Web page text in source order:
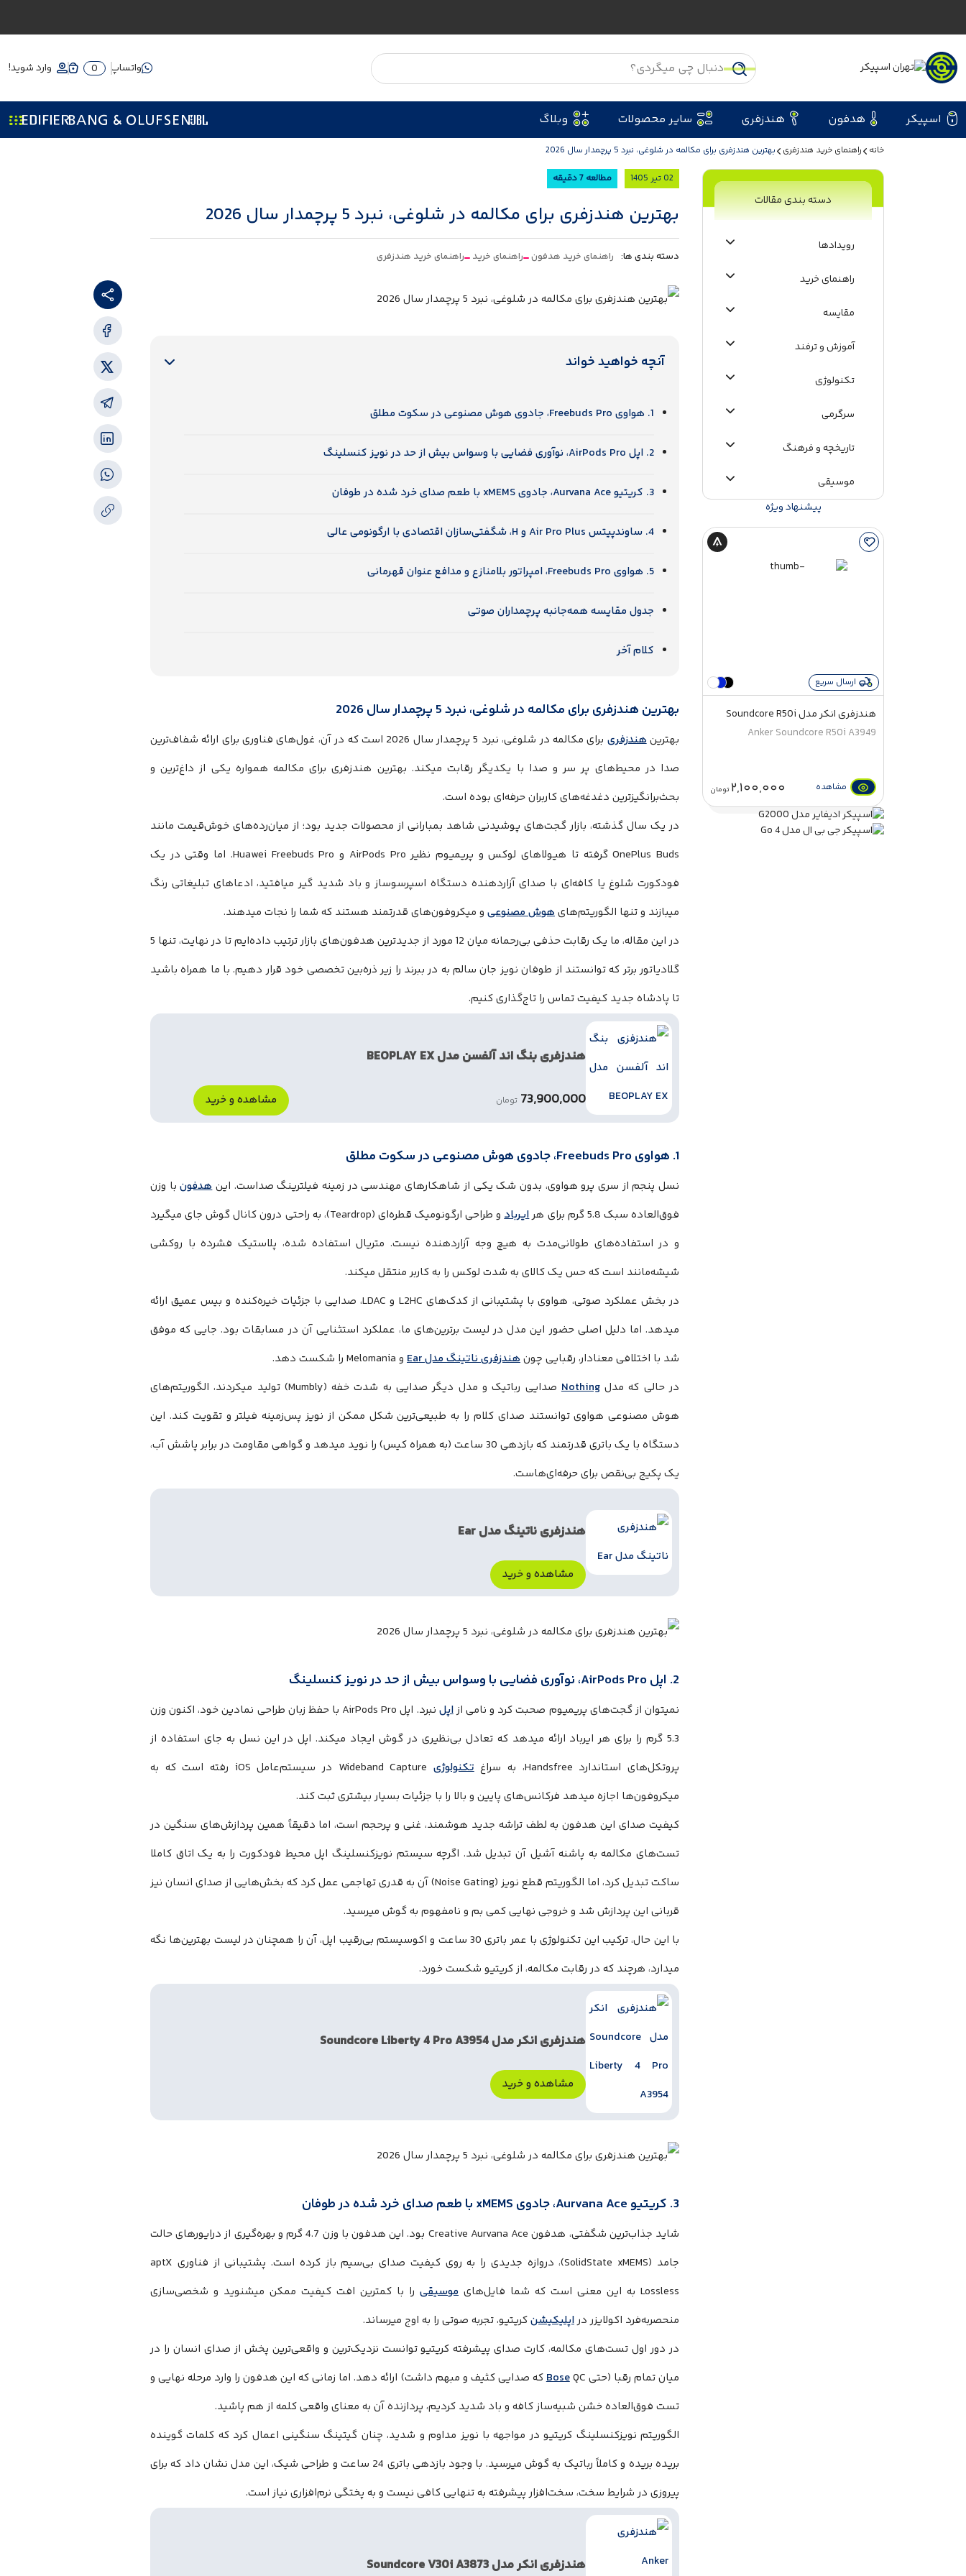
واتساپ 0 وارد شوید!
اسپیکر هدفون هندزفری سایر محصولات وبلاگ
خانه راهنمای خرید هندزفری بهترین هندزفری برای مکالمه در شلوغی، نبرد 5 پرچمدار سال 2026
دسته بندی مقالات
رویدادها
راهنمای خرید
مقایسه
آموزش و ترفند
تکنولوژی
سرگرمی
تاریخچه و فرهنگ
موسیقی
اطلاعات عمومی
پیشنهاد ویژه
ارسال سریع
هندزفری انکر مدل Soundcore R50i
A3949
Anker Soundcore R50i A3949
مشاهده 2,100,000تومان
02 تیر 1405 مطالعه 7 دقیقه
بهترین هندزفری برای مکالمه در شلوغی، نبرد 5 پرچمدار سال 2026
دسته بندی ها: راهنمای خرید هدفون راهنمای خرید راهنمای خرید هندزفری
آنچه خواهید خواند
1. هواوی Freebuds Pro، جادوی هوش مصنوعی در سکوت مطلق
2. اپل AirPods Pro، نوآوری فضایی با وسواس بیش از حد در نویز کنسلینگ
3. کریتیو Aurvana Ace، جادوی xMEMS با طعم صدای خرد شده در طوفان
4. ساوندپیتس Air Pro Plus و H، شگفتی‌سازان اقتصادی با ارگونومی عالی
5. هواوی Freebuds Pro، امپراتور بلامنازع و مدافع عنوان قهرمانی
جدول مقایسه همه‌جانبه پرچمداران صوتی
کلام آخر
بهترین هندزفری برای مکالمه در شلوغی، نبرد 5 پرچمدار سال 2026
بهترینهندزفری
برای مکالمه در شلوغی، نبرد 5 پرچمدار سال 2026 است که در آن، غول‌های فناوری برای ارائه شفاف‌ترین
صدا در محیط‌های پر سر و صدا با یکدیگر رقابت میکند. بهترین هندزفری برای مکالمه همواره یکی از داغ‌ترین و
بحث‌برانگیزترین دغدغه‌های کاربران حرفه‌ای بوده است.
در یک سال گذشته، بازار گجت‌های پوشیدنی شاهد بمبارانی از محصولات جدید بود؛ از میان‌رده‌های خوش‌قیمت مانند
OnePlus Buds گرفته تا هیولاهای لوکس و پریمیوم نظیر AirPods Pro و Huawei Freebuds Pro. اما وقتی در یک
فودکورت شلوغ یا کافه‌ای با صدای آزاردهنده دستگاه اسپرسوساز و باد شدید گیر میافتید، ادعاهای تبلیغاتی رنگ
میبازند و تنها الگوریتم‌هایهوش مصنوعی و میکروفون‌های قدرتمند هستند که شما را نجات میدهند.
در این مقاله، ما یک رقابت حذفی بی‌رحمانه میان 12 مورد از جدیدترین هدفون‌های بازار ترتیب داده‌ایم تا در نهایت، تنها 5
گلادیاتور برتر که توانستند از طوفان نویز جان سالم به در ببرند را زیر ذره‌بین تخصصی خود قرار دهیم. با ما همراه باشید
تا پادشاه جدید کیفیت تماس را تاج‌گذاری کنیم.
هندزفری بنگ اند آلفسن مدل BEOPLAY EX
73,900,000 تومان مشاهده و خرید
1. هواوی Freebuds Pro، جادوی هوش مصنوعی در سکوت مطلق
نسل پنجم از سری پرو هواوی، بدون شک یکی از شاهکارهای مهندسی در زمینه فیلترینگ صداست. اینهدفونبا وزن
فوق‌العاده سبک 5.8 گرم برای هر
ایرباد
و طراحی ارگونومیک قطره‌ای (Teardrop)، به راحتی درون کانال گوش جای میگیرد
و در استفاده‌های طولانی‌مدت به هیچ وجه آزاردهنده نیست. متریال استفاده شده، پلاستیک فشرده با روکشی
شیشه‌مانند است که حس یک کالای به شدت لوکس را به کاربر منتقل میکند.
در بخش عملکرد صوتی، هواوی با پشتیبانی از کدک‌های L2HC و LDAC، صدایی با جزئیات خیره‌کنده و بیس عمیق ارائه
میدهد. اما دلیل اصلی حضور این مدل در لیست برترین‌های ما، عملکرد استثنایی آن در مسابقات بود. جایی که موفق
شد با اختلافی معنادار، رقبایی چونهندزفری ناتینگ مدل Ear
و Melomania را شکست دهد.
در حالی که مدلNothing
صدایی رباتیک و مدل دیگر صدایی به شدت خفه (Mumbly) تولید میکردند، الگوریتم‌های
هوش مصنوعی هواوی توانستند صدای کلام را به طبیعی‌ترین شکل ممکن از نویز پس‌زمینه فیلتر و تقویت کند. این
دستگاه با یک باتری قدرتمند که بازدهی 30 ساعت (به همراه کیس) را نوید میدهد و گواهی مقاومت در برابر پاشش آب،
یک پکیج بی‌نقص برای حرفه‌ای‌هاست.
هندزفری ناتینگ مدل Ear
مشاهده و خرید
2. اپل AirPods Pro، نوآوری فضایی با وسواس بیش از حد در نویز کنسلینگ
نمیتوان از گجت‌های پریمیوم صحبت کرد و نامی ازاپل
نبرد. اپل AirPods Pro با حفظ زبان طراحی نمادین خود، اکنون وزن
5.3 گرم را برای هر ایرباد ارائه میدهد که تعادل بی‌نظیری در گوش ایجاد میکند. اپل در این نسل به جای استفاده از
پروتکل‌های استاندارد Handsfree، به سراغ
تکنولوژی
Wideband Capture در سیستم‌عامل iOS رفته است که به
میکروفون‌ها اجازه میدهد فرکانس‌های پایین و بالا را با جزئیات بسیار بیشتری ثبت کند.
کیفیت صدای این هدفون به لطف تراشه جدید هوشمند، غنی و پرحجم است، اما دقیقاً همین پردازش‌های سنگین در
تست‌های مکالمه به پاشنه آشیل آن تبدیل شد. اگرچه سیستم نویزکنسلینگ اپل محیط فودکورت را به یک اتاق کاملا
ساکت تبدیل کرد، اما الگوریتم قطع نویز (Noise Gating) آن به قدری تهاجمی عمل کرد که بخش‌هایی از صدای انسان نیز
قربانی این پردازش شد و خروجی نهایی کمی بم و نامفهوم به گوش میرسید.
با این حال، ترکیب این تکنولوژی با عمر باتری 30 ساعت و اکوسیستم بی‌رقیب اپل، آن را همچنان در لیست بهترین‌ها نگه
میدارد، هرچند که در رقابت مکالمه، از کریتیو شکست خورد.
هندزفری انکر مدل Soundcore Liberty 4 Pro A3954
مشاهده و خرید
3. کریتیو Aurvana Ace، جادوی xMEMS با طعم صدای خرد شده در طوفان
شاید جذاب‌ترین شگفتی، هدفون Creative Aurvana Ace بود. این هدفون با وزن 4.7 گرم و بهره‌گیری از درایورهای حالت
جامد (SolidState xMEMS)، دروازه جدیدی را به روی کیفیت صدای بی‌سیم باز کرده است. پشتیبانی از فناوری aptX
Lossless به این معنی است که شما فایل‌های
موسیقی را با کمترین افت کیفیت ممکن میشنوید و شخصی‌سازی
منحصربه‌فرد اکولایزر دراپلیکیشنکریتیو، تجربه صوتی را به اوج میرساند.
در دور اول تست‌های مکالمه، کارت صدای پیشرفته کریتیو توانست نزدیک‌ترین و واقعی‌ترین پخش از صدای انسان را در
میان تمام رقبا (حتی
BoseQC که صدایی کثیف و مبهم داشت) ارائه دهد. اما زمانی که این هدفون را وارد مرحله نهایی و
تست فوق‌العاده خشن شبیه‌ساز کافه و باد شدید کردیم، پردازنده آن به معنای واقعی کلمه از هم پاشید.
الگوریتم نویزکنسلینگ کریتیو در مواجهه با نویز مداوم و شدید، چنان گیتینگ سنگینی اعمال کرد که کلمات گوینده
بریده بریده و کاملاً رباتیک به گوش میرسید. با وجود بازدهی باتری 24 ساعت و طراحی شیک، این مدل نشان داد که برای
پیروزی در شرایط سخت، سخت‌افزار پیشرفته به تنهایی کافی نیست و به پختگی نرم‌افزاری نیاز است.
هندزفری انکر مدل Soundcore V30i A3873